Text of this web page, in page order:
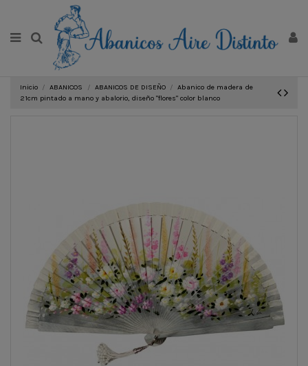
Inicio ABANICOS ABANICOS DE DISEÑO
Abanico de madera de
21cm pintado a mano y abalorio, diseño "flores" color blanco